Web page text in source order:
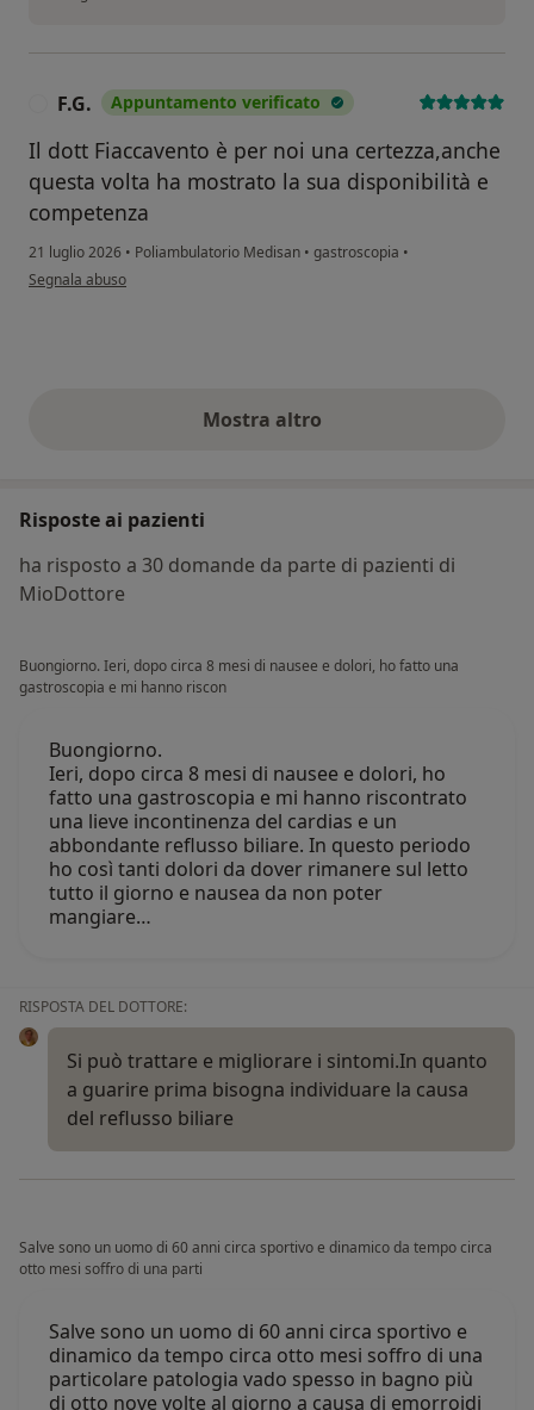
F.G. Appuntamento verificato
Il dott Fiaccavento è per noi una certezza,anche
questa volta ha mostrato la sua disponibilità e
competenza
21 luglio 2026 • Poliambulatorio Medisan • gastroscopia •
secondo l'opinione dell'utente F.G.
Segnala abuso
Mostra altroopinioni di cui sopra
Risposte ai pazienti
ha risposto a 30 domande da parte di pazienti di
MioDottore
Buongiorno. Ieri, dopo circa 8 mesi di nausee e dolori, ho fatto una
gastroscopia e mi hanno riscon
Buongiorno.
Ieri, dopo circa 8 mesi di nausee e dolori, ho
fatto una gastroscopia e mi hanno riscontrato
una lieve incontinenza del cardias e un
abbondante reflusso biliare. In questo periodo
ho così tanti dolori da dover rimanere sul letto
tutto il giorno e nausea da non poter
mangiare…
RISPOSTA DEL DOTTORE:
Si può trattare e migliorare i sintomi.In quanto
a guarire prima bisogna individuare la causa
del reflusso biliare
Salve sono un uomo di 60 anni circa sportivo e dinamico da tempo circa
otto mesi soffro di una parti
Salve sono un uomo di 60 anni circa sportivo e
dinamico da tempo circa otto mesi soffro di una
particolare patologia vado spesso in bagno più
di otto nove volte al giorno a causa di emorroidi